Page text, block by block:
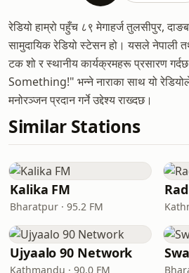
रेडियो हाम्रो पहुँच ८९ मेगाहर्ज तुलसीपुर,
सामुदायिक रेडियो स्टेसन हो। यसले नेपाली
टक शो र स्थानीय कार्यक्रमहरू प्रसारण
Something!" भन्ने नाराका साथ यो
मनोरञ्जन प्रदान गर्ने उद्देश्य राख्दछ।
Similar Stations
Kalika FM
Bharatpur · 95.2 FM
Ujyaalo 90 Network
Kathmandu · 90.0 FM